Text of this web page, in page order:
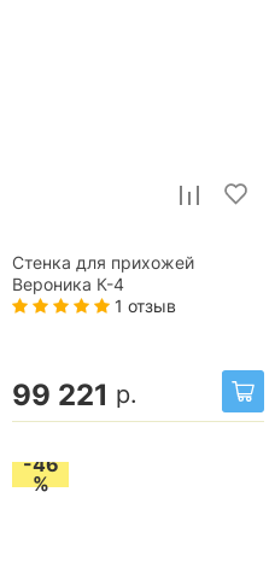
Стенка для прихожей
Вероника К-4
1 отзыв
99 221 р.
-46
%